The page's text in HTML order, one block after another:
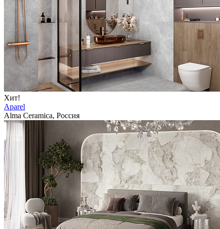
Хит!
Aparel
Alma Ceramica, Россия